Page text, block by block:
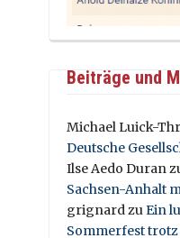
Beiträge und
Michael Luick-
Deutsche
Ilse Aedo Duran
Sachsen-Anhalt
grignardzuEin
Sommerfest